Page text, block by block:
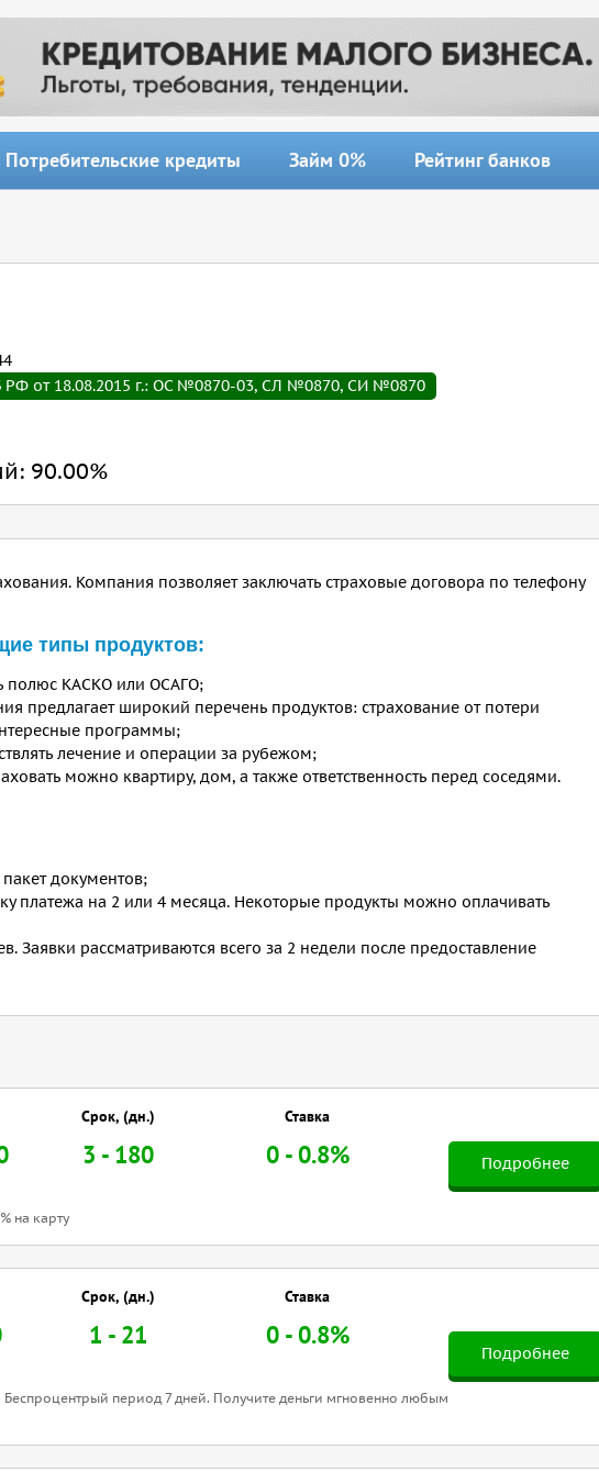
Потребительские кредиты Займ 0% Рейтинг банков
от 18.08.2015 г.: ОС №0870-03, СЛ №0870, СИ №0870
90.00%
Компания позволяет заключать страховые договора по телефону
типы продуктов:
полюс КАСКО или ОСАГО;
предлагает широкий перечень продуктов: страхование от потери
программы;
лечение и операции за рубежом;
можно квартиру, дом, а также ответственность перед соседями.
документов;
платежа на 2 или 4 месяца. Некоторые продукты можно оплачивать
Заявки рассматриваются всего за 2 недели после предоставление
Подробнее
Срок, (дн.)
3 - 180
Ставка
0 - 0.8%
на карту
Подробнее
Срок, (дн.)
1 - 21
Ставка
0 - 0.8%
период 7 дней. Получите деньги мгновенно любым